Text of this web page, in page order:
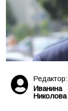
Редактор:
Иванина
Николова